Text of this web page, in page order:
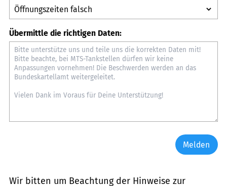
Übermittle die richtigen Daten:
Melden
Wir bitten um Beachtung der Hinweise zur